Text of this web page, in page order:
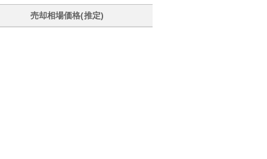
売却相場価格(推定)